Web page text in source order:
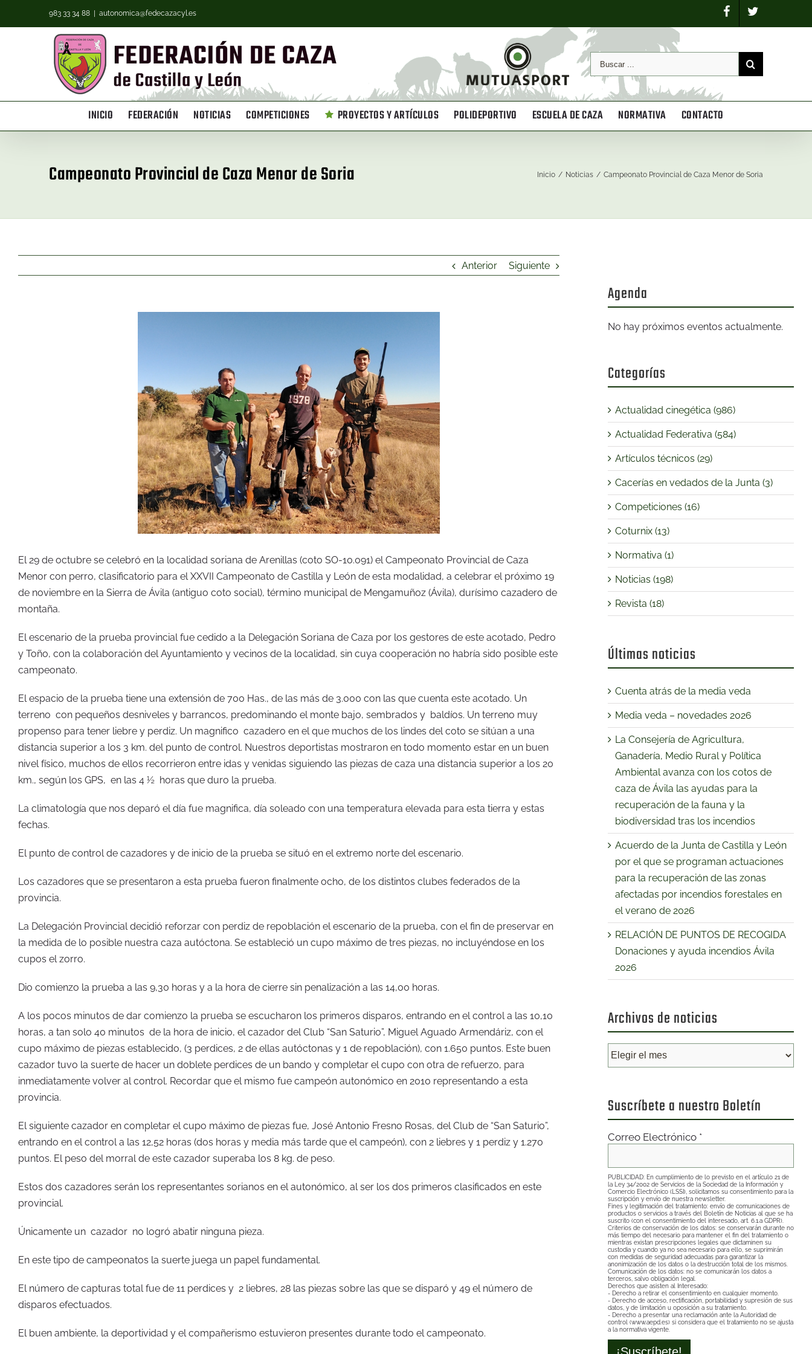
983 33 34 88 autonomica@fedecazacyl.es
INICIO FEDERACIÓN NOTICIAS COMPETICIONES PROYECTOS Y ARTÍCULOS POLIDEPORTIVO ESCUELA DE CAZA NORMATIVA CONTACTO
Campeonato Provincial de Caza Menor de Soria Inicio / Noticias / Campeonato Provincial de Caza Menor de Soria
Anterior Siguiente
El 29 de octubre se celebró en la localidad soriana de Arenillas (coto SO-10.091) el Campeonato Provincial de Caza
Menor con perro, clasificatorio para el XXVII Campeonato de Castilla y León de esta modalidad, a celebrar el próximo 19
de noviembre en la Sierra de Ávila (antiguo coto social), término municipal de Mengamuñoz (Ávila), durísimo cazadero de
montaña.
El escenario de la prueba provincial fue cedido a la Delegación Soriana de Caza por los gestores de este acotado, Pedro
y Toño, con la colaboración del Ayuntamiento y vecinos de la localidad, sin cuya cooperación no habría sido posible este
campeonato.
El espacio de la prueba tiene una extensión de 700 Has., de las más de 3.000 con las que cuenta este acotado. Un
terreno con pequeños desniveles y barrancos, predominando el monte bajo, sembrados y baldíos. Un terreno muy
propenso para tener liebre y perdiz. Un magnifico cazadero en el que muchos de los lindes del coto se sitúan a una
distancia superior a los 3 km. del punto de control. Nuestros deportistas mostraron en todo momento estar en un buen
nivel físico, muchos de ellos recorrieron entre idas y venidas siguiendo las piezas de caza una distancia superior a los 20
km., según los GPS, en las 4 ½ horas que duro la prueba.
La climatología que nos deparó el día fue magnifica, día soleado con una temperatura elevada para esta tierra y estas
fechas.
El punto de control de cazadores y de inicio de la prueba se situó en el extremo norte del escenario.
Los cazadores que se presentaron a esta prueba fueron finalmente ocho, de los distintos clubes federados de la
provincia.
La Delegación Provincial decidió reforzar con perdiz de repoblación el escenario de la prueba, con el fin de preservar en
la medida de lo posible nuestra caza autóctona. Se estableció un cupo máximo de tres piezas, no incluyéndose en los
cupos el zorro.
Dio comienzo la prueba a las 9,30 horas y a la hora de cierre sin penalización a las 14,00 horas.
A los pocos minutos de dar comienzo la prueba se escucharon los primeros disparos, entrando en el control a las 10,10
horas, a tan solo 40 minutos de la hora de inicio, el cazador del Club “San Saturio”, Miguel Aguado Armendáriz, con el
cupo máximo de piezas establecido, (3 perdices, 2 de ellas autóctonas y 1 de repoblación), con 1.650 puntos. Este buen
cazador tuvo la suerte de hacer un doblete perdices de un bando y completar el cupo con otra de refuerzo, para
inmediatamente volver al control. Recordar que el mismo fue campeón autonómico en 2010 representando a esta
provincia.
El siguiente cazador en completar el cupo máximo de piezas fue, José Antonio Fresno Rosas, del Club de “San Saturio”,
entrando en el control a las 12,52 horas (dos horas y media más tarde que el campeón), con 2 liebres y 1 perdiz y 1.270
puntos. El peso del morral de este cazador superaba los 8 kg. de peso.
Estos dos cazadores serán los representantes sorianos en el autonómico, al ser los dos primeros clasificados en este
provincial.
Únicamente un cazador no logró abatir ninguna pieza.
En este tipo de campeonatos la suerte juega un papel fundamental.
El número de capturas total fue de 11 perdices y 2 liebres, 28 las piezas sobre las que se disparó y 49 el número de
disparos efectuados.
El buen ambiente, la deportividad y el compañerismo estuvieron presentes durante todo el campeonato.
Agenda
No hay próximos eventos actualmente.
Categorías
Actualidad cinegética (986)
Actualidad Federativa (584)
Artículos técnicos (29)
Cacerías en vedados de la Junta (3)
Competiciones (16)
Coturnix (13)
Normativa (1)
Noticias (198)
Revista (18)
Últimas noticias
Cuenta atrás de la media veda
Media veda – novedades 2026
La Consejería de Agricultura,
Ganadería, Medio Rural y Política
Ambiental avanza con los cotos de
caza de Ávila las ayudas para la
recuperación de la fauna y la
biodiversidad tras los incendios
Acuerdo de la Junta de Castilla y León
por el que se programan actuaciones
para la recuperación de las zonas
afectadas por incendios forestales en
el verano de 2026
RELACIÓN DE PUNTOS DE RECOGIDA
Donaciones y ayuda incendios Ávila
2026
Archivos de noticias
Archivos
de
Suscríbete a nuestro Boletín
Correo Electrónico *
PUBLICIDAD: En cumplimiento de lo previsto en el artículo 21 de
la Ley 34/2002 de Servicios de la Sociedad de la Información y
Comercio Electrónico (LSSI), solicitamos su consentimiento para la
suscripción y envío de nuestra newsletter.
Fines y legitimación del tratamiento: envío de comunicaciones de
productos o servicios a través del Boletín de Noticias al que se ha
suscrito (con el consentimiento del interesado, art. 6.1.a GDPR).
Criterios de conservación de los datos: se conservarán durante no
más tiempo del necesario para mantener el fin del tratamiento o
mientras existan prescripciones legales que dictaminen su
custodia y cuando ya no sea necesario para ello, se suprimirán
con medidas de seguridad adecuadas para garantizar la
anonimización de los datos o la destrucción total de los mismos.
Comunicación de los datos: no se comunicarán los datos a
terceros, salvo obligación legal.
Derechos que asisten al Interesado:
- Derecho a retirar el consentimiento en cualquier momento.
- Derecho de acceso, rectificación, portabilidad y supresión de sus
datos, y de limitación u oposición a su tratamiento.
- Derecho a presentar una reclamación ante la Autoridad de
control (www.aepd.es) si considera que el tratamiento no se ajusta
a la normativa vigente.